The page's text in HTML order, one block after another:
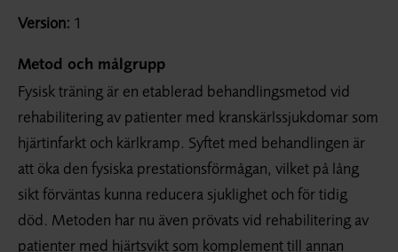
Version: 1
Metod och målgrupp
Fysisk träning är en etablerad behandlingsmetod vid
rehabilitering av patienter med kranskärlssjukdomar som
hjärtinfarkt och kärlkramp. Syftet med behandlingen är
att öka den fysiska prestationsförmågan, vilket på lång
sikt förväntas kunna reducera sjuklighet och för tidig
död. Metoden har nu även prövats vid rehabilitering av
patienter med hjärtsvikt som komplement till annan